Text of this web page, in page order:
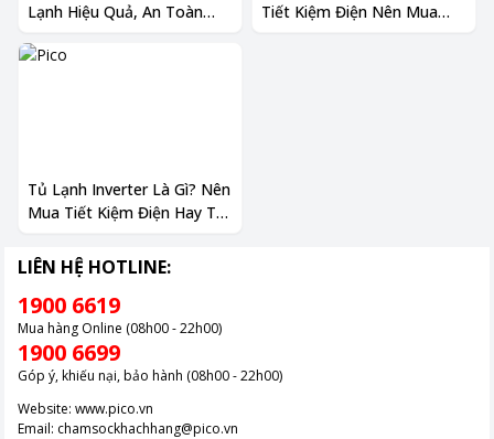
Lạnh Hiệu Quả, An Toàn
Tiết Kiệm Điện Nên Mua
Tủ Lạnh Inverter Là Gì? Nên
Mua Tiết Kiệm Điện Hay Tủ
LIÊN HỆ HOTLINE:
1900 6619
Mua hàng Online (08h00 - 22h00)
1900 6699
Góp ý, khiếu nại, bảo hành (08h00 - 22h00)
Website: www.pico.vn
Email: chamsockhachhang@pico.vn